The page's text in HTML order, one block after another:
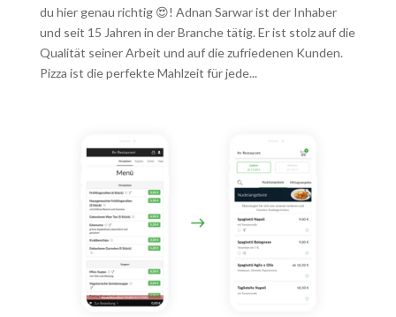
du hier genau richtig 😍! Adnan Sarwar ist der Inhaber
und seit 15 Jahren in der Branche tätig. Er ist stolz auf die
Qualität seiner Arbeit und auf die zufriedenen Kunden.
Pizza ist die perfekte Mahlzeit für jede...